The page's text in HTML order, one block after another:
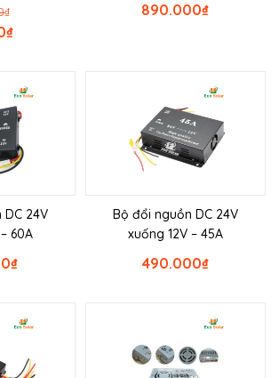
₫
₫
₫
890.000
24V
60A
₫
Bộ đổi nguồn DC 24V
xuống 12V – 45A
₫
490.000